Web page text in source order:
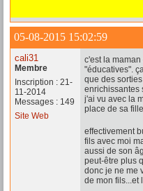
05-08-2015 15:02:59
cali31
Membre
Inscription : 21-
11-2014
Messages : 149
Site Web
c'est la
"éducatives".
que des
enrichissantes
j'ai vu avec la
place de sa
effectivement
fils avec moi
aussi de son
peut-être plus
donc je ne me
de mon fils...et